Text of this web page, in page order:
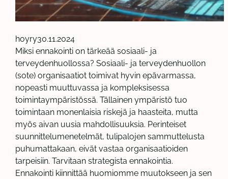
hoyry30.11.2024
Miksi ennakointi on tärkeää sosiaali- ja
terveydenhuollossa? Sosiaali- ja terveydenhuollon
(sote) organisaatiot toimivat hyvin epävarmassa,
nopeasti muuttuvassa ja kompleksisessa
toimintaympäristössä. Tällainen ympäristö tuo
toimintaan monenlaisia riskejä ja haasteita, mutta
myös aivan uusia mahdollisuuksia. Perinteiset
suunnittelumenetelmät, tulipalojen sammuttelusta
puhumattakaan, eivät vastaa organisaatioiden
tarpeisiin. Tarvitaan strategista ennakointia.
Ennakointi kiinnittää huomiomme muutokseen ja sen